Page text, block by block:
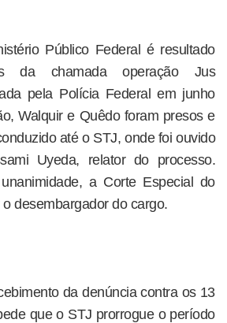
Público Federal é resultado
da chamada operação Jus
pela Polícia Federal em junho
Walquir e Quêdo foram presos e
até o STJ, onde foi ouvido
Uyeda, relator do processo.
a Corte Especial do
desembargador do cargo.
da denúncia contra os 13
que o STJ prorrogue o período